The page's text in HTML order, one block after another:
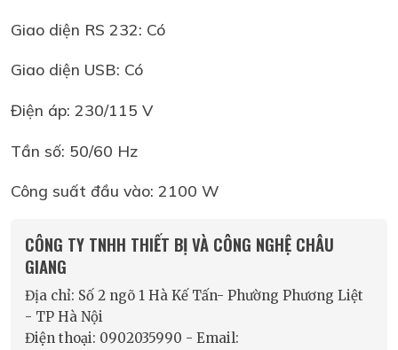
Giao diện RS 232: Có
Giao diện USB: Có
Điện áp: 230/115 V
Tần số: 50/60 Hz
Công suất đầu vào: 2100 W
CÔNG TY TNHH THIẾT BỊ VÀ CÔNG NGHỆ CHÂU
GIANG
Địa chỉ: Số 2 ngõ 1 Hà Kế Tấn- Phường Phương Liệt
- TP Hà Nội
Điện thoại: 0902035990 - Email: